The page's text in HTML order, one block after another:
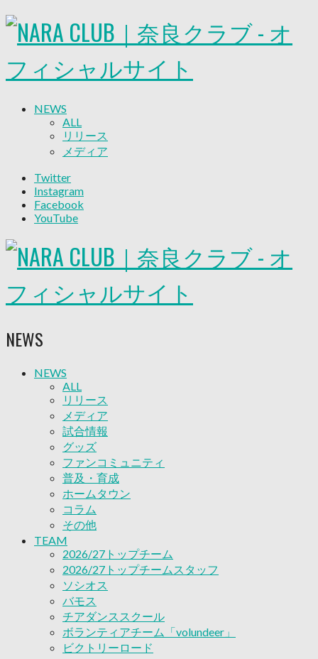
NEWS
ALL
リリース
メディア
グッズ
ファンコミュニティ
普及・育成
コラム
その他
2026/27トップチーム
2026/27トップチームスタッフ
ボランティアチーム「volundeer」
ビクトリーロード
HOMEGAME
観戦ルール＆マナー
ホームゲーム運営管理規定
Jリーグ運営管理規定
写真・動画使用ガイドライン
ロートフィールド奈良
SCHEDULE
2026/27
練習見学時のファンサービスについて
TICKET
奈良クラブ明治安田J3リーグ2026/27シーズン試
合観戦チケット
奈良クラブ明治安田Ｊ3リーグ 2026/27シーズン
「鹿パス」
観戦ルール＆マナー
FANCOMMUNITY
2026/27ファンコミュニティ
サポートショップ
Twitter
Instagram
Facebook
YouTube
NEWS
NEWS
ALL
リリース
メディア
試合情報
グッズ
ファンコミュニティ
普及・育成
ホームタウン
コラム
その他
TEAM
2026/27トップチーム
2026/27トップチームスタッフ
ソシオス
バモス
チアダンススクール
ボランティアチーム「volundeer」
ビクトリーロード